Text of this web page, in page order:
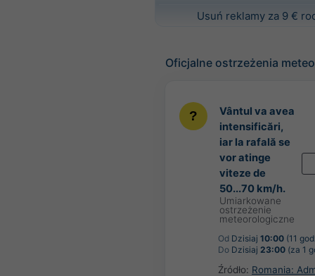
Usuń reklamy za 9 €
Oficjalne ostrzeżenia
Vântul va avea
intensificări,
iar la rafală se
vor atinge
viteze de
50...70 km/h.
Umiarkowane
ostrzeżenie
meteorologiczne
Od Dzisiaj 10:00 (11
Do Dzisiaj 23:00 (za 1
Źródło: Romania: